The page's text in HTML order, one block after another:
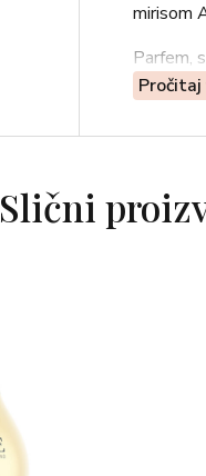
mirisom
Parfem,
koju
tijekom
1
1 kruti
Pročitaj
Slični